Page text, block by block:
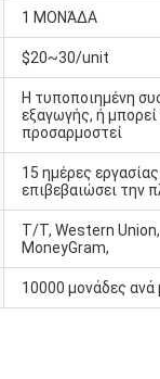
1 ΜΟΝΆΔΑ
$20~30/unit
Η τυποποιημένη
εξαγωγής, ή μπορεί
προσαρμοστεί
15 ημέρες
επιβεβαιώσει την
T/T, Western Union,
MoneyGram,
10000 μονάδες ανά